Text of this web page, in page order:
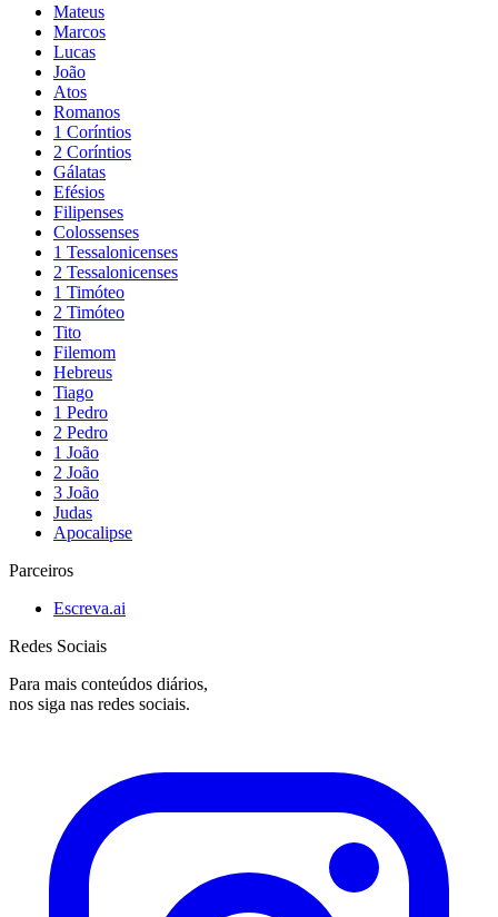
Mateus
Marcos
Lucas
João
Atos
Romanos
1 Coríntios
2 Coríntios
Gálatas
Efésios
Filipenses
Colossenses
1 Tessalonicenses
2 Tessalonicenses
1 Timóteo
2 Timóteo
Tito
Filemom
Hebreus
Tiago
1 Pedro
2 Pedro
1 João
2 João
3 João
Judas
Apocalipse
Parceiros
Escreva.ai
Redes Sociais
Para mais conteúdos diários,
nos siga nas redes sociais.